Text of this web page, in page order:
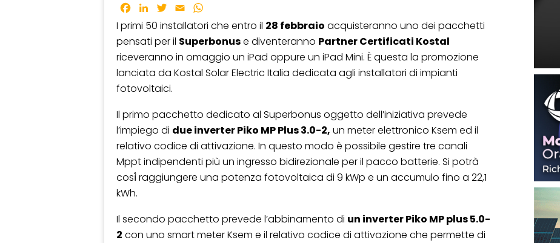
Facebook
LinkedInTwitter
Email
I primi 50 installatori che entro il 28 febbraio acquisteranno uno dei pacchetti
pensati per il Superbonuse diventeranno Partner Certificati Kostal
riceveranno in omaggio un iPad oppure un iPad Mini. È questa la promozione
lanciata da Kostal Solar Electric Italia dedicata agli installatori di impianti
fotovoltaici.
Il primo pacchetto dedicato al Superbonus oggetto dell’iniziativa prevede
l’impiego di due inverter Piko MP Plus 3.0-2, un meter elettronico Ksem ed il
relativo codice di attivazione. In questo modo è possibile gestire tre canali
Mppt indipendenti più un ingresso bidirezionale per il pacco batterie. Si potrà
così̀ raggiungere una potenza fotovoltaica di 9 kWp e un accumulo fino a 22,1
kWh.
Il secondo pacchetto prevede l’abbinamento di un inverter Piko MP plus 5.0-
2 con uno smart meter Ksem e il relativo codice di attivazione che permette di